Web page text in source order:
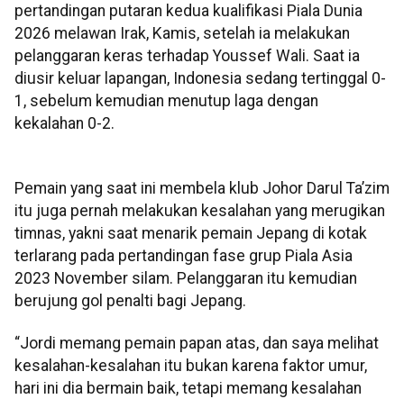
pertandingan putaran kedua kualifikasi Piala Dunia
2026 melawan Irak, Kamis, setelah ia melakukan
pelanggaran keras terhadap Youssef Wali. Saat ia
diusir keluar lapangan, Indonesia sedang tertinggal 0-
1, sebelum kemudian menutup laga dengan
kekalahan 0-2.
Pemain yang saat ini membela klub Johor Darul Ta’zim
itu juga pernah melakukan kesalahan yang merugikan
timnas, yakni saat menarik pemain Jepang di kotak
terlarang pada pertandingan fase grup Piala Asia
2023 November silam. Pelanggaran itu kemudian
berujung gol penalti bagi Jepang.
“Jordi memang pemain papan atas, dan saya melihat
kesalahan-kesalahan itu bukan karena faktor umur,
hari ini dia bermain baik, tetapi memang kesalahan